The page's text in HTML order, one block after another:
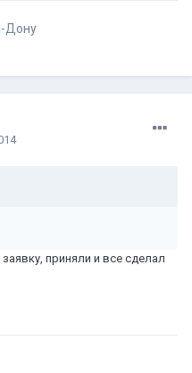
Дону
приняли и все сделал